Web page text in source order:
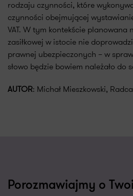
rodzaju czynności, które
czynności obejmującej
VAT. W tym kontekście planowana
zasiłkowej w istocie nie
prawnej ubezpieczonych – w
słowo będzie bowiem należało do
AUTOR: Michał Mieszkowski,
Porozmawiajmy o